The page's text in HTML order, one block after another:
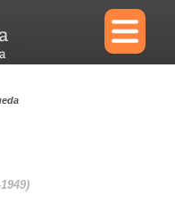
×
Diccionario